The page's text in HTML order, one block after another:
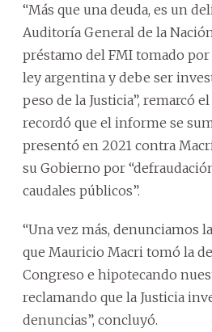
“Más que una deuda, es un
Auditoría General de la
préstamo del FMI tomado
ley argentina y debe ser
peso de la Justicia”, remarcó
recordó que el informe se
presentó en 2021 contra
su Gobierno por
caudales públicos”.
“Una vez más, denunciamos
que Mauricio Macri tomó la
Congreso e hipotecando
reclamando que la Justicia
denuncias”, concluyó.